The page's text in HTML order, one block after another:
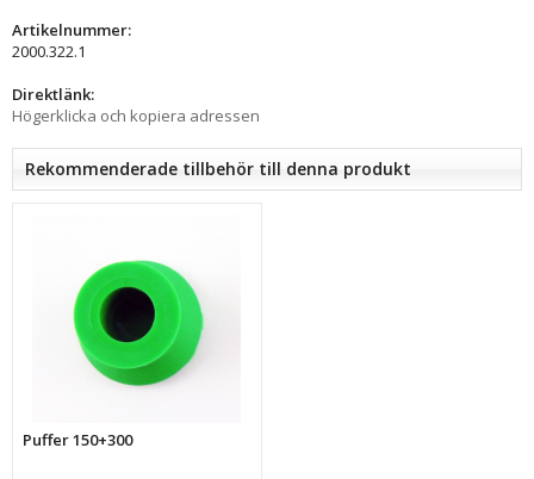
Artikelnummer:
2000.322.1
Direktlänk:
Högerklicka och kopiera adressen
Rekommenderade tillbehör till denna produkt
Puffer 150+300